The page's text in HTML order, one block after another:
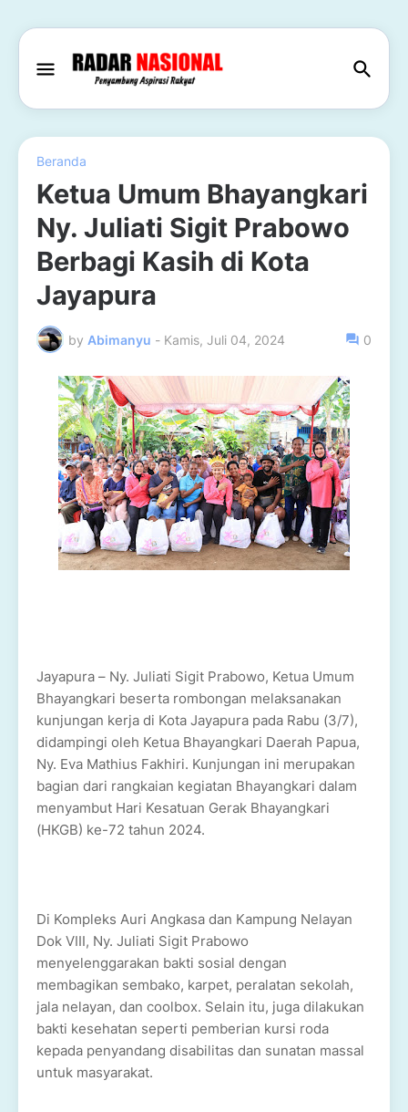
Beranda
Ketua Umum Bhayangkari
Ny. Juliati Sigit Prabowo
Berbagi Kasih di Kota
Jayapura
by Abimanyu - Kamis, Juli 04, 2024 0
Jayapura – Ny. Juliati Sigit Prabowo, Ketua Umum
Bhayangkari beserta rombongan melaksanakan
kunjungan kerja di Kota Jayapura pada Rabu (3/7),
didampingi oleh Ketua Bhayangkari Daerah Papua,
Ny. Eva Mathius Fakhiri. Kunjungan ini merupakan
bagian dari rangkaian kegiatan Bhayangkari dalam
menyambut Hari Kesatuan Gerak Bhayangkari
(HKGB) ke-72 tahun 2024.
Di Kompleks Auri Angkasa dan Kampung Nelayan
Dok VIII, Ny. Juliati Sigit Prabowo
menyelenggarakan bakti sosial dengan
membagikan sembako, karpet, peralatan sekolah,
jala nelayan, dan coolbox. Selain itu, juga dilakukan
bakti kesehatan seperti pemberian kursi roda
kepada penyandang disabilitas dan sunatan massal
untuk masyarakat.